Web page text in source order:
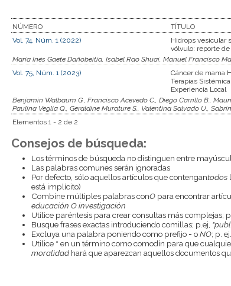
NÚMERO
TÍTULO
Vol. 74, Núm. 1 (2022)
Hidrops vesicular
vólvulo: reporte
María Inés Gaete Dañobeitía, Isabel Rao Shuai, Manuel Francisco
Vol. 75, Núm. 1 (2023)
Cáncer de mama
Terapias
Experiencia Local
Benjamin Walbaum G., Francisco Acevedo C., Diego Carrillo B.,
Paulina Veglia Q., Geraldine Murature S., Valentina Salvado U.,
Elementos 1 - 2 de 2
Consejos de búsqueda:
Los términos de búsqueda no distinguen entre
Las palabras comunes serán ignoradas
Por defecto, sólo aquellos artículos que contengantodos
está implícito)
Combine múltiples palabras conOpara encontrar
educación O investigación
Utilice paréntesis para crear consultas más complejas; p.
Busque frases exactas introduciendo comillas; p.ej,
Excluya una palabra poniendo como prefijo - oNO; p. ej.
Utilice * en un término como comodín para que
moralidadhará que aparezcan aquellos documentos